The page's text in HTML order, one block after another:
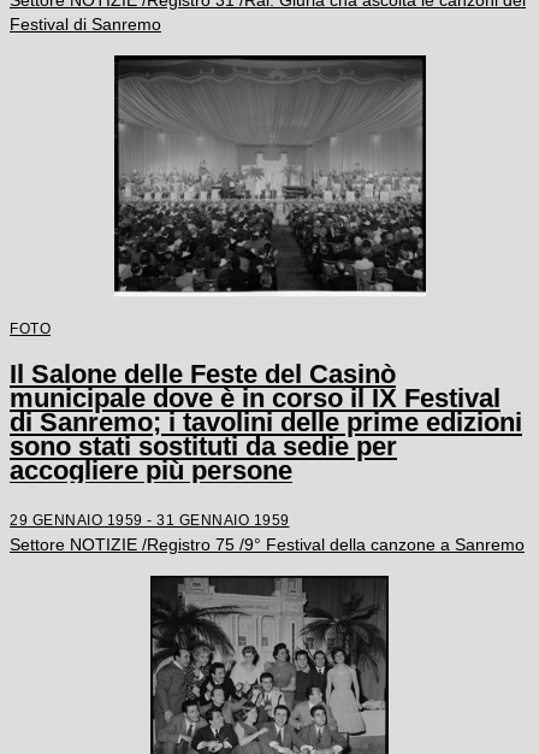
Festival di Sanremo
FOTO
Il Salone delle Feste del Casinò
municipale dove è in corso il IX Festival
di Sanremo; i tavolini delle prime edizioni
sono stati sostituti da sedie per
accogliere più persone
29 GENNAIO 1959 - 31 GENNAIO 1959
Settore NOTIZIE /Registro 75 /9° Festival della canzone a Sanremo